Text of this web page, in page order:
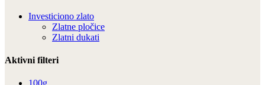
Investiciono zlato
Zlatne pločice
Zlatni dukati
Aktivni filteri